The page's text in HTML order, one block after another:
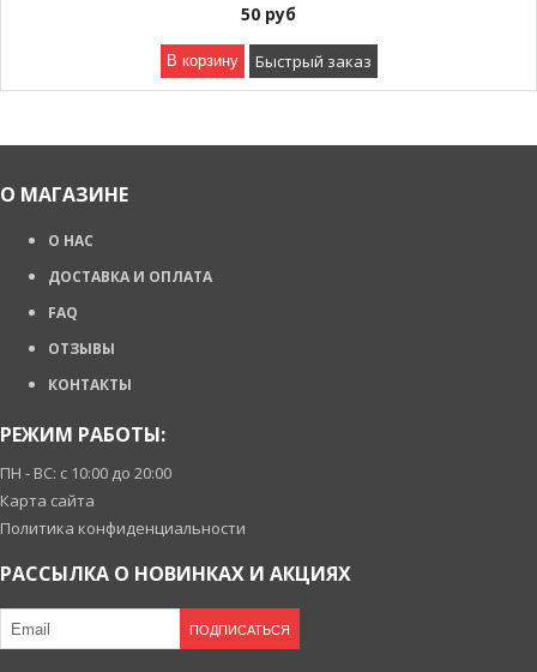
50 руб
В корзину Быстрый заказ
О МАГАЗИНЕ
О НАС
ДОСТАВКА И ОПЛАТА
FAQ
ОТЗЫВЫ
КОНТАКТЫ
РЕЖИМ РАБОТЫ:
ПН - ВС: с 10:00 до 20:00
Карта сайта
Политика конфиденциальности
РАССЫЛКА О НОВИНКАХ И АКЦИЯХ
ПОДПИСАТЬСЯ